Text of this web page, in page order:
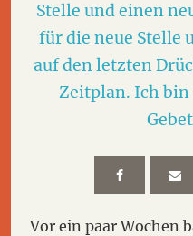
Stelle und einen
für die neue Stelle
auf den letzten
Zeitplan. Ich bin
Vor ein paar Wochen